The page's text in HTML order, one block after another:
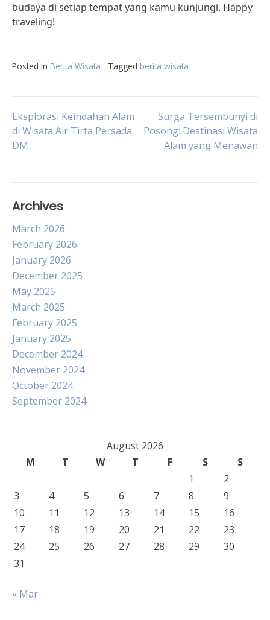
budaya di setiap tempat yang kamu kunjungi. Happy
traveling!
Posted in Berita Wisata Tagged berita wisata
Post
navigation
Eksplorasi Keindahan Alam
di Wisata Air Tirta Persada
DM
Surga Tersembunyi di
Posong: Destinasi Wisata
Alam yang Menawan
Archives
March 2026
February 2026
January 2026
December 2025
May 2025
March 2025
February 2025
January 2025
December 2024
November 2024
October 2024
September 2024
August 2026
M
T W T F S
S
1
2
3
4 5 6 7 8
9
10
11 12 13 14 15
16
17
18 19 20 21 22
23
24
25 26 27 28 29
30
31
« Mar